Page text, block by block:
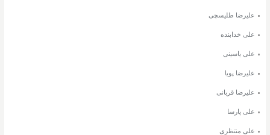
علیرضا طلیسچی
علی خدابنده
علی یاسینی
علیرضا پویا
علیرضا قربانی
علی پارسا
علی منتظری